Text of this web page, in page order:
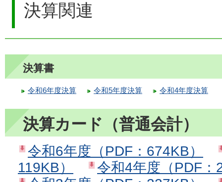
決算関連
決算書
令和6年度決算 令和5年度決算 令和4年度決算
決算カード（普通会計）
令和6年度（PDF：674KB）
119KB）
令和4年度（PDF：